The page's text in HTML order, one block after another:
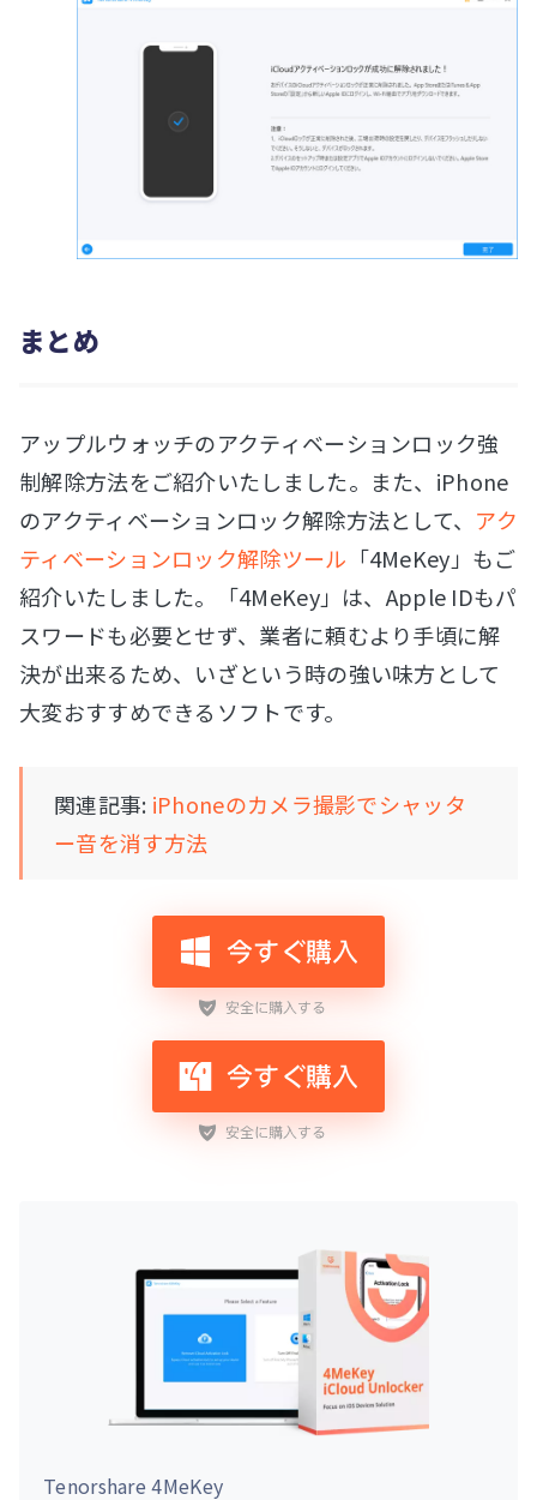
まとめ
アップルウォッチのアクティベーションロック強
制解除方法をご紹介いたしました。また、iPhone
のアクティベーションロック解除方法として、 アク
ティベーションロック解除ツール 「4MeKey」もご
紹介いたしました。「4MeKey」は、Apple IDもパ
スワードも必要とせず、業者に頼むより手頃に解
決が出来るため、いざという時の強い味方として
大変おすすめできるソフトです。
関連記事: iPhoneのカメラ撮影でシャッタ
ー音を消す方法
Tenorshare 4MeKey